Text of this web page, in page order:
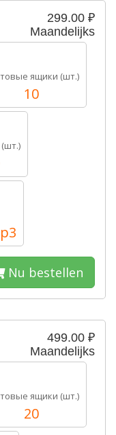
299.00 ₽
Maandelijks
ящики (шт.)
10
Nu bestellen
499.00 ₽
Maandelijks
ящики (шт.)
20